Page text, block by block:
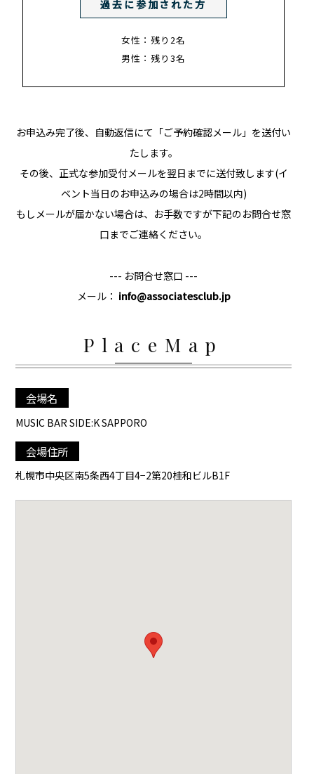
過去に参加された方
女性：残り2名
男性：残り3名
お申込み完了後、自動返信にて「ご予約確認メール」を送付い
たします。
その後、正式な参加受付メールを翌日までに送付致します(イ
ベント当日のお申込みの場合は2時間以内)
もしメールが届かない場合は、お手数ですが下記のお問合せ窓
口までご連絡ください。
--- お問合せ窓口 ---
メール： info@associatesclub.jp
PlaceMap
会場名
MUSIC BAR SIDE:K SAPPORO
会場住所
札幌市中央区南5条西4丁目4−2第20桂和ビルB1F